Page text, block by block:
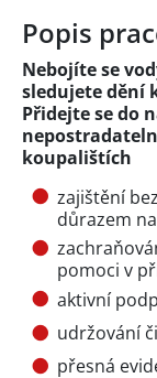
Popis
Nebojíte se
sledujete dění
Přidejte se do
koupalištích
zajištění
důrazem
pomoci v
aktivní
udržování
přesná